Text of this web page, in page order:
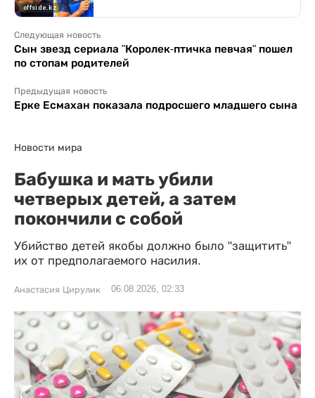
Следующая новость
Сын звезд сериала "Королек-птичка певчая" пошел
по стопам родителей
Предыдущая новость
Ерке Есмахан показала подросшего младшего сына
Новости мира
Бабушка и мать убили
четверых детей, а затем
покончили с собой
Убийство детей якобы должно было "защитить"
их от предполагаемого насилия.
Анастасия Цирулик 06.08.2026, 02:33